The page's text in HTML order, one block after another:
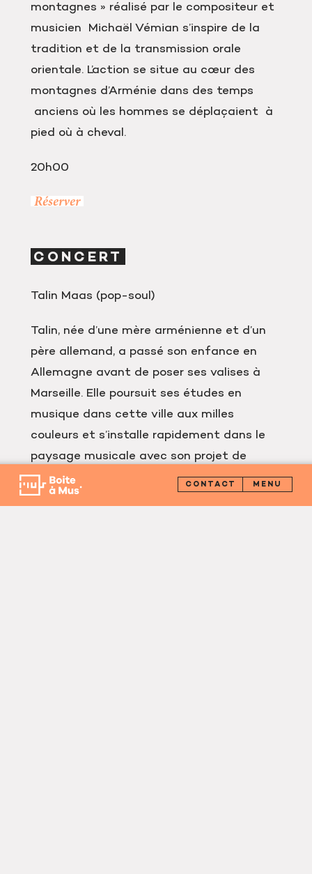
CONTACT
montagnes » réalisé par le compositeur et
musicien Michaël Vémian s’inspire de la
tradition et de la transmission orale
orientale. L’action se situe au cœur des
montagnes d’Arménie dans des temps
anciens où les hommes se déplaçaient à
pied où à cheval.
20h00
Réserver
CONCERT
Talin Maas (pop-soul)
Talin, née d’une mère arménienne et d’un
père allemand, a passé son enfance en
Allemagne avant de poser ses valises à
Marseille. Elle poursuit ses études en
musique dans cette ville aux milles
couleurs et s’installe rapidement dans le
paysage musicale avec son projet de
chansons soul et pop.